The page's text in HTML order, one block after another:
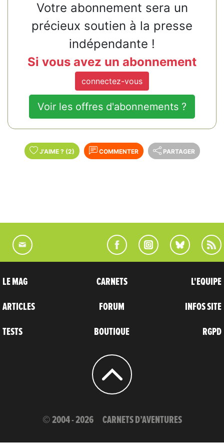
Votre abonnement sera un
précieux soutien à la presse
indépendante !
Si vous avez un abonnement
connectez-vous
Voir les offres d'abonnements ?
J'AIME ? (2) COMMENTER PARTAGER
LE MAG
ARTICLES
TESTS
CARNETS
FORUM
BOUTIQUE
L'EQUIPE
INFOS SITE
RGPD
© 2004 - 2026 CARNETS D’AVENTURES